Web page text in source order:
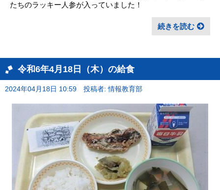
たちのラッキー人参が入っていました！
続きを読む
令和6年4月18日（木）の給食
2024年04月18日 10:59 投稿者: 情報教育部